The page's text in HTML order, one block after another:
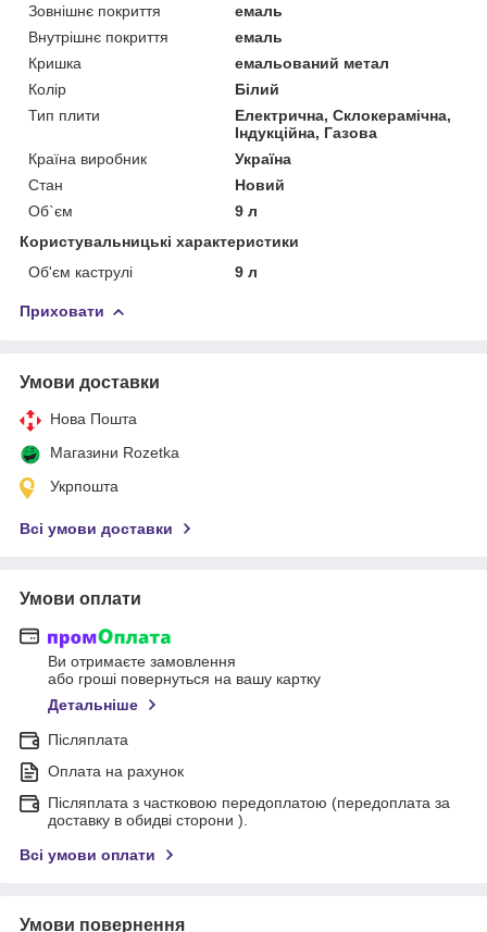
Зовнішнє покриття
емаль
Внутрішнє покриття
емаль
Кришка
емальований метал
Колір
Білий
Тип плити
Електрична, Склокерамічна,
Індукційна, Газова
Країна виробник
Україна
Стан
Новий
Об`єм
9 л
Користувальницькі характеристики
Об'єм каструлі
9 л
Приховати
Умови доставки
Нова Пошта
Магазини Rozetka
Укрпошта
Всі умови доставки
Умови оплати
Ви отримаєте замовлення
або гроші повернуться на вашу картку
Детальніше
Післяплата
Оплата на рахунок
Післяплата з частковою передоплатою (передоплата за
доставку в обидві сторони ).
Всі умови оплати
Умови повернення